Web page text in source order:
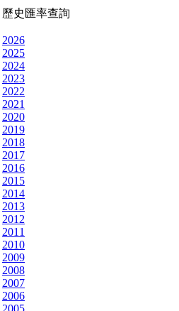
歷史匯率查詢
2026
2025
2024
2023
2022
2021
2020
2019
2018
2017
2016
2015
2014
2013
2012
2011
2010
2009
2008
2007
2006